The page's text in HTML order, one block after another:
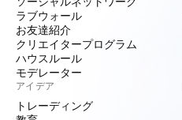
ラブウォール
お友達紹介
クリエイタープログラム
ハウスルール
モデレーター
アイデア
トレーディング